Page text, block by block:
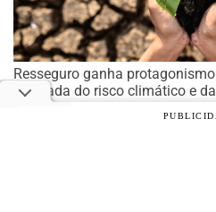
Resseguro ganha
escalada do risco climático e